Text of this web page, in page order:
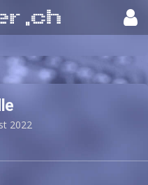
2022